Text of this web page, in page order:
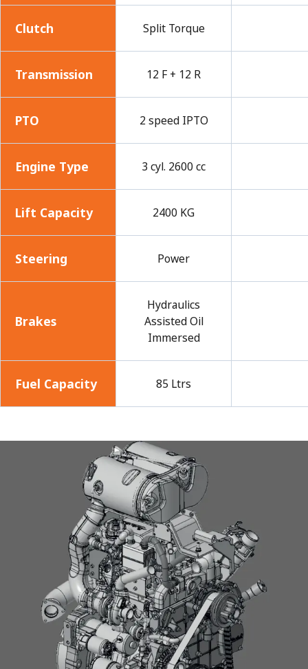
Clutch Split Torque
Transmission 12 F + 12 R
PTO 2 speed IPTO
Engine Type 3 cyl. 2600 cc
Lift Capacity 2400 KG
Steering Power
Brakes
Hydraulics
Assisted Oil
Immersed
Fuel Capacity 85 Ltrs